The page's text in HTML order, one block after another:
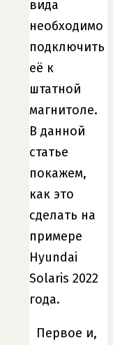
вида
необходимо
подключить
её к
штатной
магнитоле.
В данной
статье
покажем,
как это
сделать на
примере
Hyundai
Solaris 2022
года.
Первое и,